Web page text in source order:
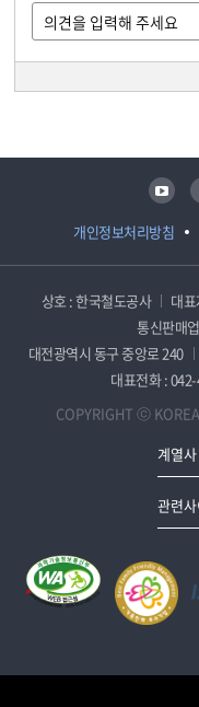
개인정보처리방침
유튜브
상호 : 한국철도공사 대
통신판매
대전광역시 동구 중앙로 240
대표전화 :
COPYRIGHT ⓒ
계열사
관련